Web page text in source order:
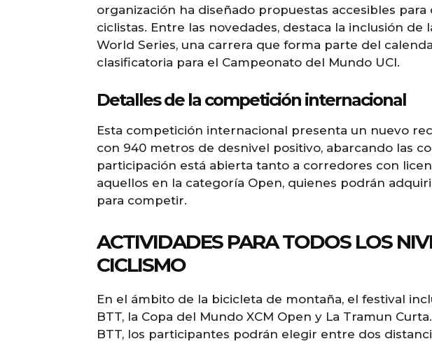
organización ha diseñado propuestas accesibles
ciclistas. Entre las novedades, destaca la inclusión de
World Series, una carrera que forma parte del
clasificatoria para el Campeonato del Mundo UCI.
Detalles de la competición internacional
Esta competición internacional presenta un nuevo
con 940 metros de desnivel positivo, abarcando las
participación está abierta tanto a corredores con
aquellos en la categoría Open, quienes podrán
para competir.
ACTIVIDADES PARA TODOS LOS
CICLISMO
En el ámbito de la bicicleta de montaña, el festival
BTT, la Copa del Mundo XCM Open y La Tramun
BTT, los participantes podrán elegir entre dos